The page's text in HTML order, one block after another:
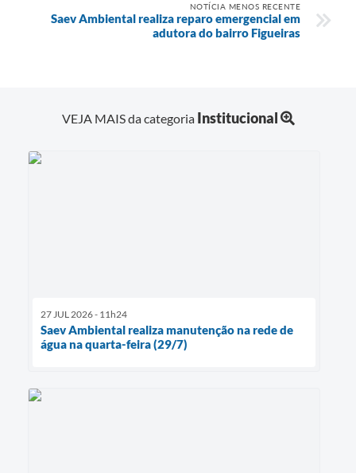
NOTÍCIA MENOS RECENTE
Saev Ambiental realiza reparo emergencial em
adutora do bairro Figueiras
VEJA MAIS da categoria Institucional
27 JUL 2026 - 11h24
Saev Ambiental realiza manutenção na rede de
água na quarta-feira (29/7)